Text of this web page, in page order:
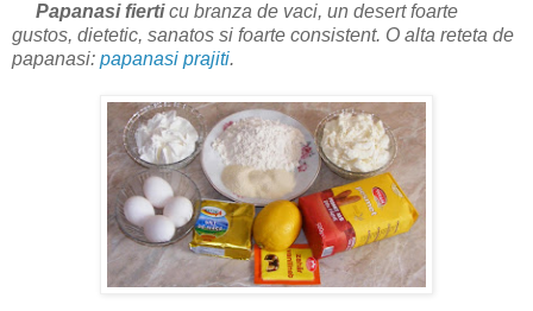
Papanasi fierticu branza de vaci, un desert foarte
gustos, dietetic, sanatos si foarte consistent. O alta reteta de
papanasi: papanasi prajiti.